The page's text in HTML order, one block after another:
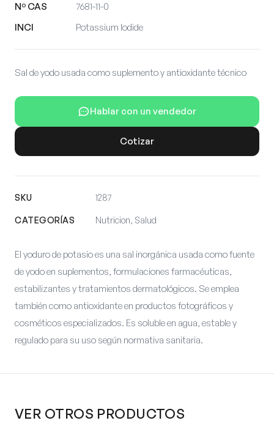
Nº CAS
7681-11-0
INCI
Potassium Iodide
Sal de yodo usada como suplemento y antioxidante técnico
Hablar con un vendedor
Cotizar
SKU 1287
CATEGORÍAS Nutricion, Salud
El yoduro de potasio es una sal inorgánica usada como fuente
de yodo en suplementos, formulaciones farmacéuticas,
estabilizantes y tratamientos dermatológicos. Se emplea
también como antioxidante en productos fotográficos y
cosméticos especializados. Es soluble en agua, estable y
regulado para su uso según normativa sanitaria.
VER OTROS PRODUCTOS